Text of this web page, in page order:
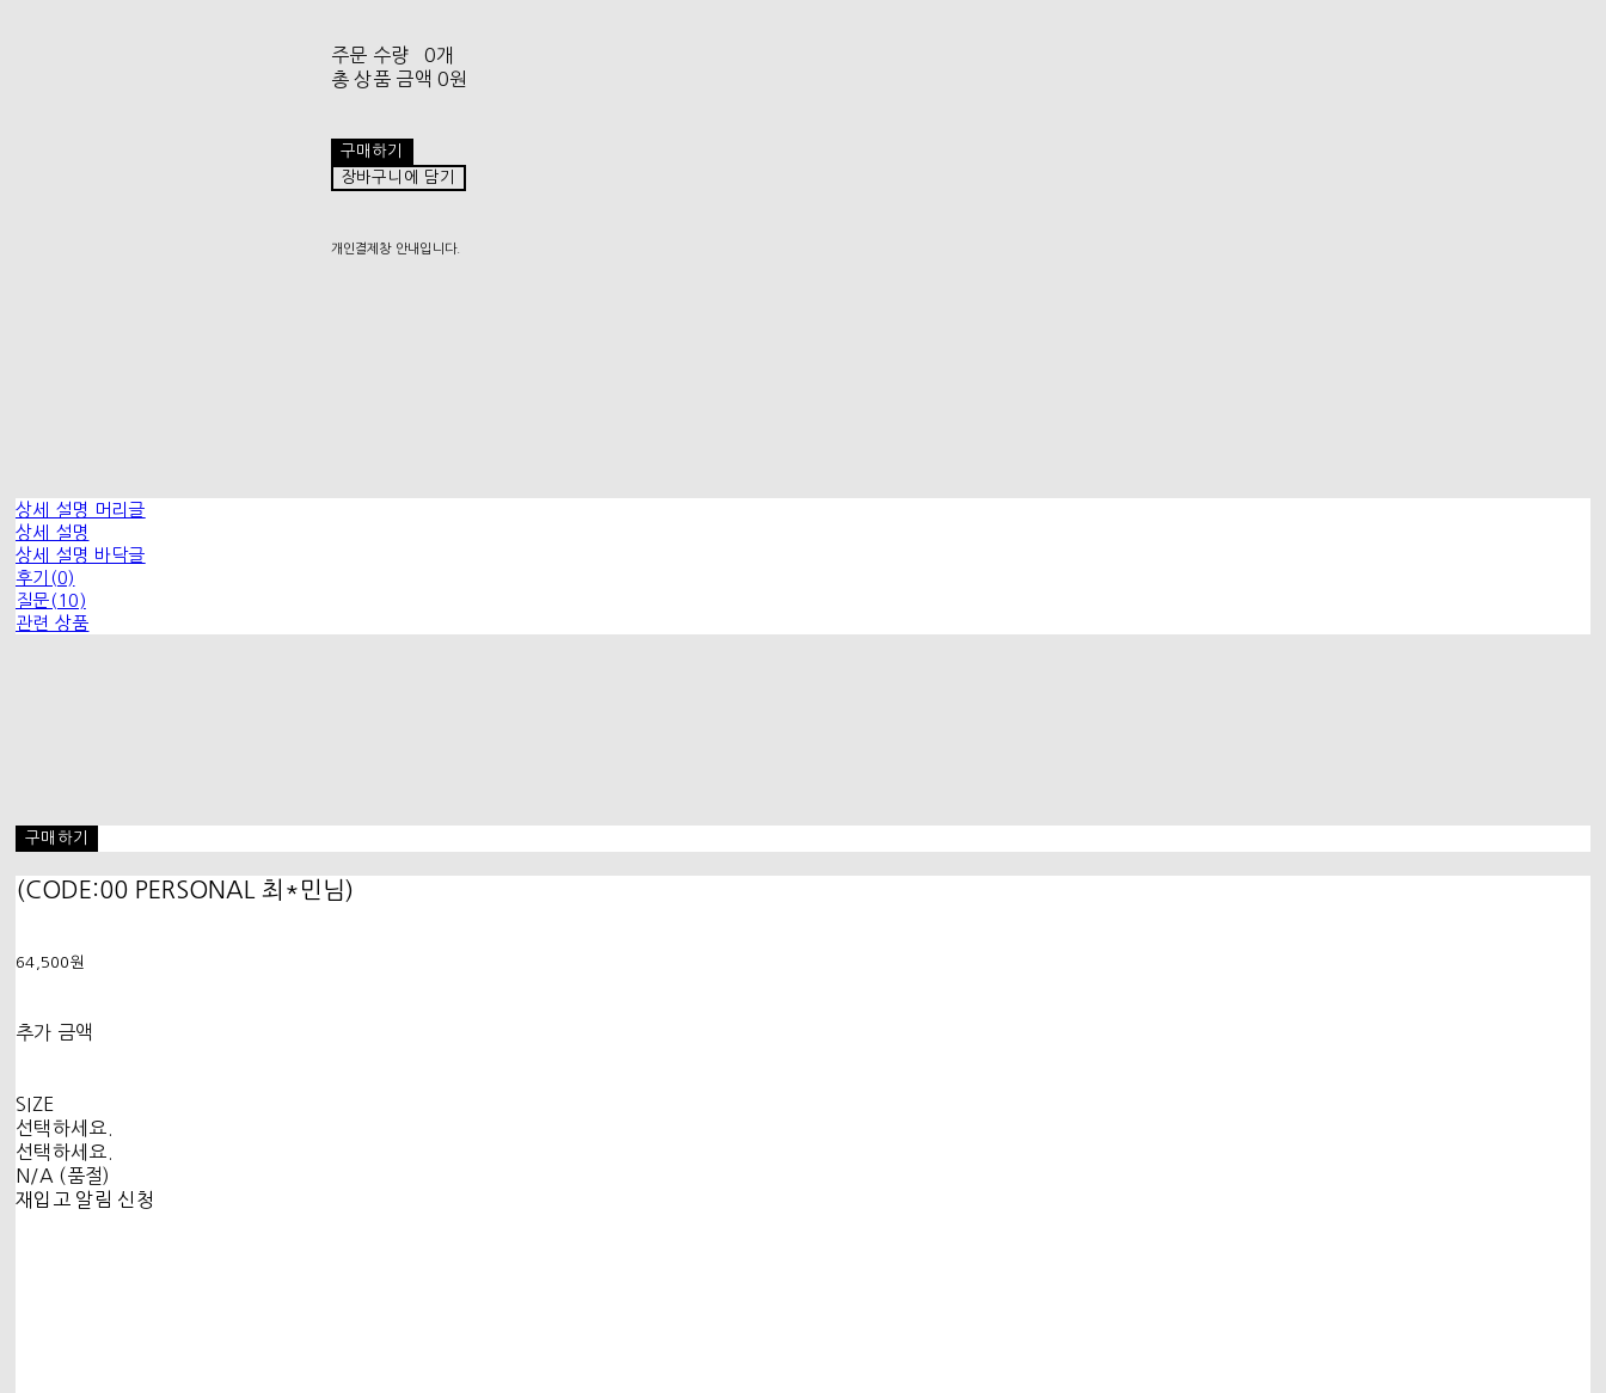
주문 수량
0개
총 상품 금액 0원
구매하기
장바구니에 담기
개인결제창 안내입니다.
상세 설명 머리글
상세 설명
상세 설명 바닥글
후기(0)
질문(10)
관련 상품
구매하기
(CODE:00 PERSONAL 최*민님)
64,500원
추가 금액
SIZE
선택하세요.
선택하세요.
N/A (품절)
재입고 알림 신청